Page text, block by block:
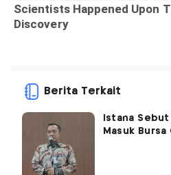
Berita Terkait
Istana
Masuk